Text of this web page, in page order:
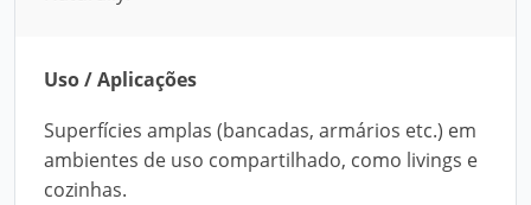
Uso / Aplicações
Superfícies amplas (bancadas, armários etc.) em
ambientes de uso compartilhado, como livings e
cozinhas.